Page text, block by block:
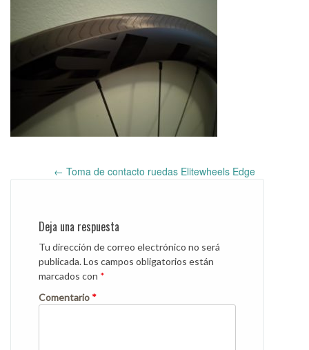
Post
← Toma de contacto ruedas Elitewheels Edge
Deja una respuesta
Tu dirección de correo electrónico no será
publicada.Los campos obligatorios están
marcados con *
Comentario *